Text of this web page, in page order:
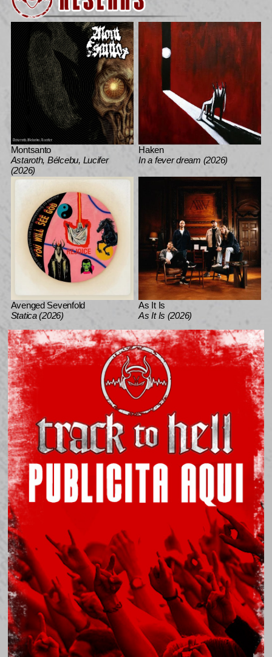
Montsanto
Astaroth, Bélcebu, Lucifer
(2026)
Haken
In a fever dream (2026)
Avenged Sevenfold
Statica (2026)
As It Is
As It Is (2026)